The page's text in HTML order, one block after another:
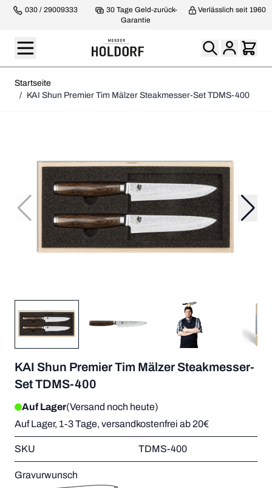
030 / 29009333
30 Tage Geld-zurück-
Garantie
Verlässlich seit 1960
Startseite
/ KAI Shun Premier Tim Mälzer Steakmesser-Set TDMS-400
KAI Shun Premier Tim Mälzer Steakmesser-
Set TDMS-400
Auf Lager(Versand noch heute)
Auf Lager, 1-3 Tage, versandkostenfrei ab 20€
SKU TDMS-400
Gravurwunsch